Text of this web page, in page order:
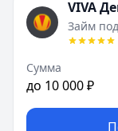
VIVA
Займ
Сумма
до 10 000 ₽